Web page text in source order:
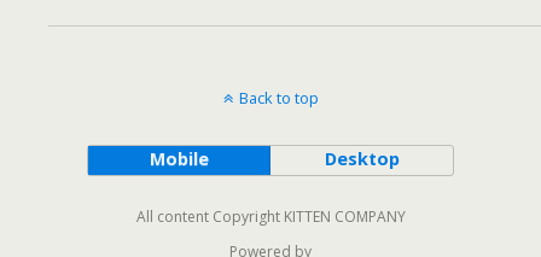
Back to top
Mobile Desktop
All content Copyright KITTEN COMPANY
Powered by